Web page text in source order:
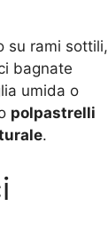
su rami sottili,
bagnate
umida o
polpastrelli
.